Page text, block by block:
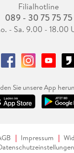
Filialhotline
089 - 30 75 75 75
- Sa. 9.00 - 18.00
Sie unsere App
Impressum